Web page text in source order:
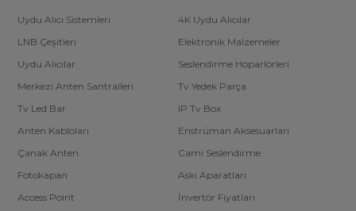
Uydu Alıcı Sistemleri
4K Uydu Alıcılar
LNB Çeşitleri
Elektronik Malzemeler
Uydu Alıcılar
Seslendirme Hoparlörleri
Merkezi Anten Santralleri
Tv Yedek Parça
Tv Led Bar
IP Tv Box
Anten Kabloları
Enstrüman Aksesuarları
Çanak Anten
Cami Seslendirme
Fotokapan
Askı Aparatları
Access Point
İnvertör Fiyatları